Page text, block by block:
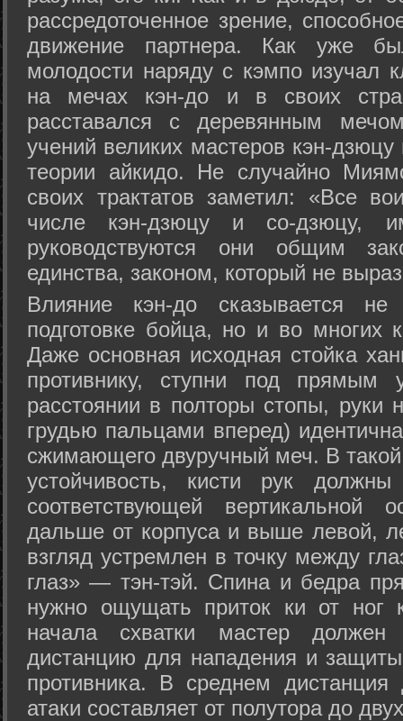
рассредоточенное зрение,
движение партнера. Как уже
молодости наряду с кэмпо изучал
на мечах кэн-до и в своих
расставался с деревянным
учений великих мастеров кэн-
теории айкидо. Не случайно
своих трактатов заметил: «Все
числе кэн-дзюцу и со-дзюцу,
руководствуются они общим
единства, законом, который не
Влияние кэн-до сказывается не
подготовке бойца, но и во многих
Даже основная исходная стойка
противнику, ступни под прямым
расстоянии в полторы стопы, руки
грудью пальцами вперед)
сжимающего двуручный меч. В
устойчивость, кисти рук
соответствующей
дальше от корпуса и выше левой,
взгляд устремлен в точку между
глаз» — тэн-тэй. Спина и бедра
нужно ощущать приток ки от
начала схватки мастер должен
дистанцию для нападения и
противника. В среднем
атаки составляет от полутора до